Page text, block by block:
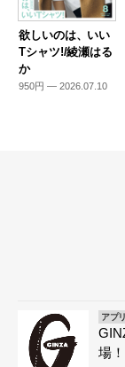
欲しいのは、いい
Tシャツ!/綾瀬はる
か
950円 — 2026.07.10
アプリ
場！